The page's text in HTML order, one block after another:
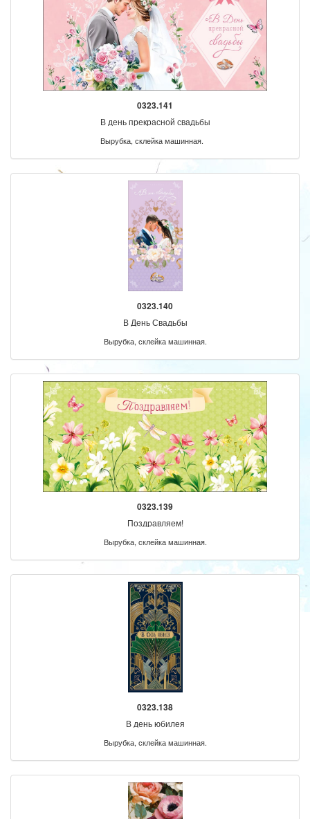
0323.141
В день прекрасной свадьбы
Вырубка, склейка машинная.
0323.140
В День Свадьбы
Вырубка, склейка машинная.
0323.139
Поздравляем!
Вырубка, склейка машинная.
0323.138
В день юбилея
Вырубка, склейка машинная.